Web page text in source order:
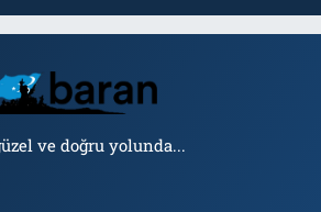
ve doğru yolunda...